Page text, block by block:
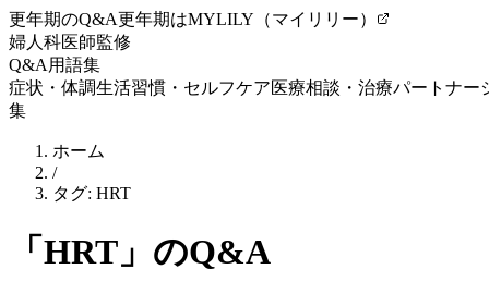
更年期のQ&A更年期はMYLILY（マイリリー）
婦人科医師監修
Q&A 用語集
症状・体調生活習慣・セルフケア医療相談・治療パートナー
集
ホーム
/
タグ: HRT
「 HRT 」のQ&A